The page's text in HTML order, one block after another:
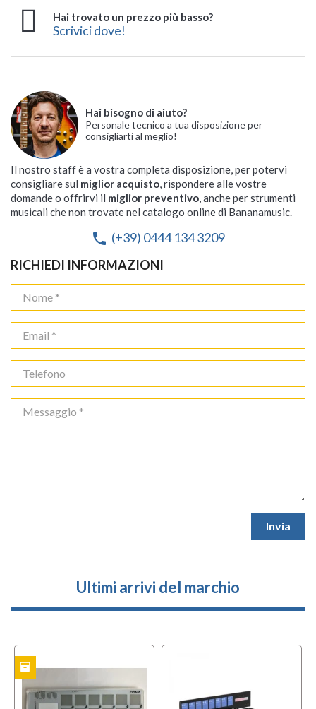
Hai trovato un prezzo più basso?
Scrivici dove!
Hai bisogno di aiuto?
Personale tecnico a tua disposizione per
consigliarti al meglio!
Il nostro staff è a vostra completa disposizione, per potervi
consigliare sul miglior acquisto, rispondere alle vostre
domande o offrirvi il miglior preventivo, anche per strumenti
musicali che non trovate nel catalogo online di Bananamusic.
phone (+39) 0444 134 3209
RICHIEDI INFORMAZIONI
Ultimi arrivi del marchio
inventory